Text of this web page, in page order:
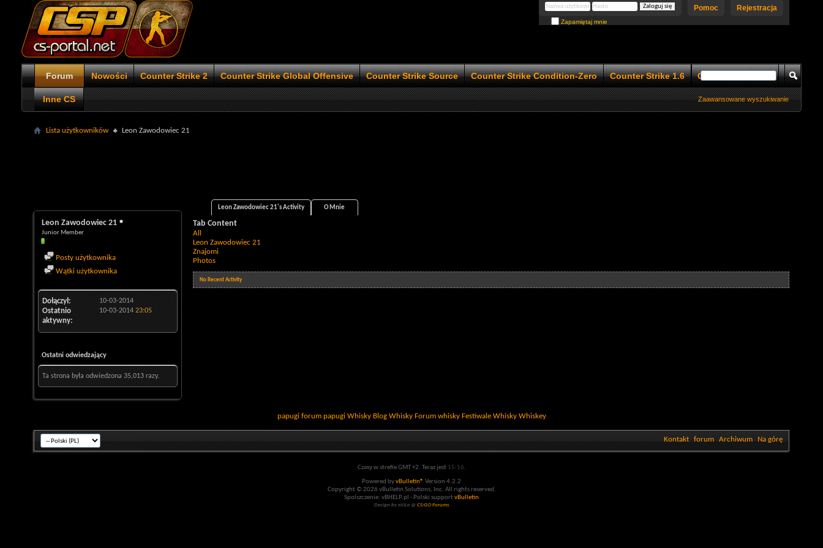
Rejestracja
Pomoc
Zapamiętaj mnie
Forum Nowości Counter Strike 2 Counter Strike Global Offensive Counter Strike Source Counter Strike Condition-Zero Counter Strike 1.6 Counter Strike 1.5
Inne CS Zaawansowane wyszukiwanie
Lista użytkowników Leon Zawodowiec 21
Leon Zawodowiec 21
Junior Member
Posty użytkownika
Wątki użytkownika
Dołączył 10-03-2014
Ostatnio
aktywny
10-03-201423:05
Ostatni odwiedzający
Ta strona była odwiedzona35,013razy.
Leon Zawodowiec 21's Activity O Mnie
Tab Content
All
Leon Zawodowiec 21
Znajomi
Photos
No Recent Activity
papugi forum papugi Whisky Blog Whisky Forum whisky Festiwale Whisky Whiskey
Kontakt forum Archiwum Na górę
Czasy w strefie GMT +2. Teraz jest 15:16.
Powered byvBulletin® Version 4.2.2
Copyright © 2026 vBulletin Solutions, Inc. All rights reserved.
Spolszczenie: vBHELP.pl - Polski supportvBulletin
Design by eXiLe @ CS:GO Forums